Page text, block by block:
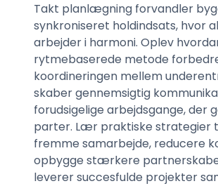
Takt planlægning forvandler
synkroniseret holdindsats, hvor
arbejder i harmoni. Oplev
rytmebaserede metode
koordineringen mellem
skaber gennemsigtig
forudsigelige arbejdsgange, der
parter. Lær praktiske strategier
fremme samarbejde, reducere
opbygge stærkere
leverer succesfulde projekter